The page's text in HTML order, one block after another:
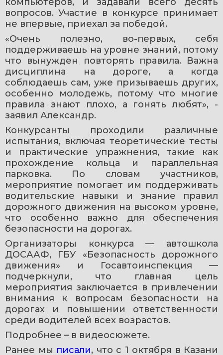
вопросов. Участие в конкурсе принимает
не впервые, приехал за победой.
«Очень полезно, во-первых, себя
поддерживаешь на уровне знаний, потому
что вынужден повторять правила. Важна
дисциплина на дороге, а когда
соблюдаешь сам, уже призываешь других,
особенно молодежь, потому что многие
правила знают плохо, а гонять любят», -
заявил Александр.
Конкурсанты проходили различные
испытания, включая теоретические тесты
и практические упражнения, такие как
прохождение кольца и параллельная
парковка. По словам участников,
мероприятие помогает им поддерживать
водительские навыки и знание правил
дорожного движения на высоком уровне,
что особенно важно для обеспечения
безопасности на дорогах.
Организаторы конкурса — автошкола
ДОСААФ, ГБУ «Безопасность дорожного
движения» и Госавтоинспекция —
подчеркнули, что главная цель
мероприятия заключается в привлечении
внимания к вопросам безопасности на
дорогах и повышении ответственности
среди водителей всех возрастов.
Подробнее – в видеосюжете.
Ранее мы писали, что с 1 октября в Казани